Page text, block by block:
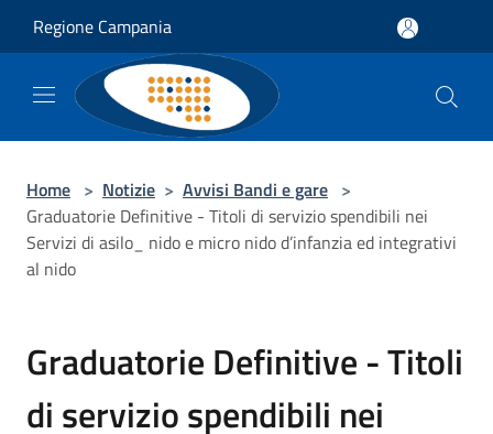
Regione Campania
Home > Notizie > Avvisi Bandi e gare >
Graduatorie Definitive - Titoli di servizio spendibili nei
Servizi di asilo_ nido e micro nido d’infanzia ed integrativi
al nido
Graduatorie Definitive - Titoli
di servizio spendibili nei